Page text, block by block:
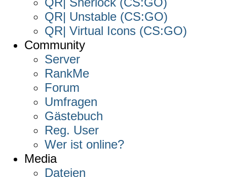
QR| Unstable (CS:GO)
QR| Virtual Icons (CS:GO)
Community
Server
RankMe
Forum
Umfragen
Gästebuch
Reg. User
Wer ist online?
Media
Dateien